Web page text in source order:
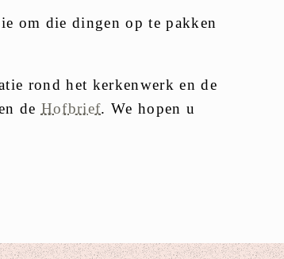
om die dingen op te pakken
rond het kerkenwerk en de
de Hofbrief. We hopen u